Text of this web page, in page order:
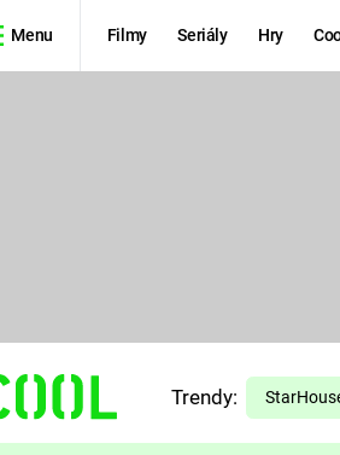
Menu Filmy Seriály Hry
PREDÁTOR
Trendy: